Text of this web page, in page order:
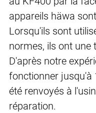
appareils häwa
Lorsqu'ils sont
normes, ils ont une
D'après notre
fonctionner jusqu'à
été renvoyés à
réparation.